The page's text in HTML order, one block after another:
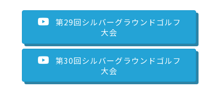
第29回シルバーグラウンドゴルフ
大会
第30回シルバーグラウンドゴルフ
大会